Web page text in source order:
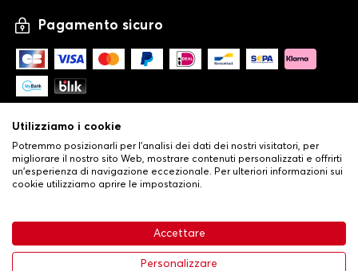
63,99 € Aggiungi al carrello
Pagamento sicuro
Condizioni generali di vendita•
Politica sulla privacy e sui cookie•Livraison
Utilizziamo i cookie
Potremmo posizionarli per l'analisi dei dati dei nostri visitatori, per
migliorare il nostro sito Web, mostrare contenuti personalizzati e offrirti
un'esperienza di navigazione eccezionale. Per ulteriori informazioni sui
cookie utilizziamo aprire le impostazioni.
Accettare
Personalizzare